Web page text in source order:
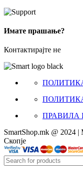
Имате прашање?
Контактирајте не
ПРАВИЛА
SmartShop.mk @
Скопје